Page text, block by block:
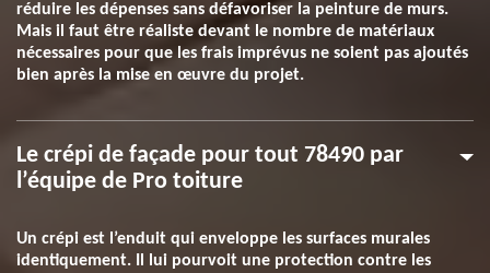
réduire les dépenses sans défavoriser la peinture de murs.
Mais il faut être réaliste devant le nombre de matériaux
nécessaires pour que les frais imprévus ne soient pas ajoutés
bien après la mise en œuvre du projet.
Le crépi de façade pour tout 78490 par
l’équipe de Pro toiture
Un crépi est l’enduit qui enveloppe les surfaces murales
identiquement. Il lui pourvoit une protection contre les